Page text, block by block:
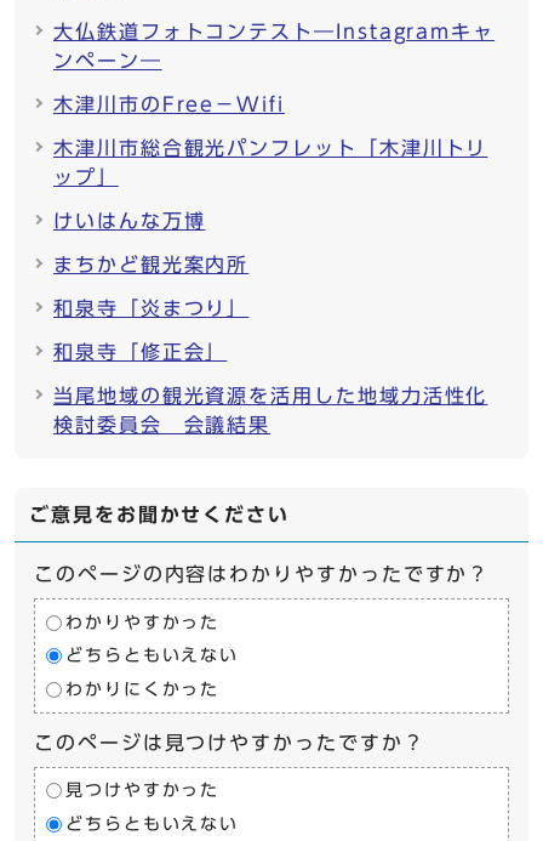
大仏鉄道フォトコンテスト―Instagramキャ
ンペーン―
木津川市のFree－Wifi
木津川市総合観光パンフレット「木津川トリ
ップ」
けいはんな万博
まちかど観光案内所
和泉寺「炎まつり」
和泉寺「修正会」
当尾地域の観光資源を活用した地域力活性化
検討委員会 会議結果
ご意見をお聞かせください
このページの内容はわかりやすかったですか？
わかりやすかった
どちらともいえない
わかりにくかった
このページは見つけやすかったですか？
見つけやすかった
どちらともいえない